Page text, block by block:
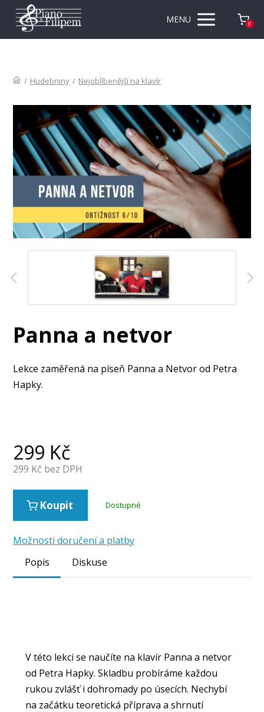
MENU 0
/ Hudebniny / Nejoblíbenější na klavír
Panna a netvor
Lekce zaměřená na píseň Panna a Netvor od Petra
Hapky.
299 Kč
299 Kč bez DPH
Koupit Dostupné
Možnosti doručení a platby
Popis
Diskuse
V této lekci se naučíte na klavír Panna a netvor
od Petra Hapky. Skladbu probíráme každou
rukou zvlášť i dohromady po úsecích. Nechybí
na začátku teoretická příprava a shrnutí